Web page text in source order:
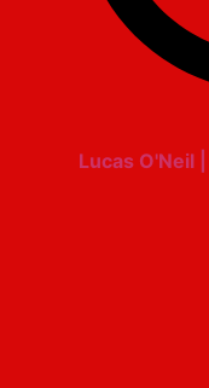
Lucas